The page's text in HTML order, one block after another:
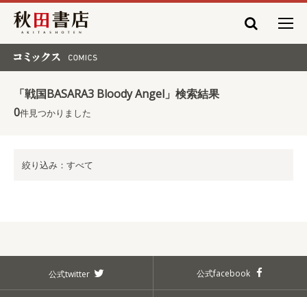
秋田書店
「戦国BASARA3 Bloody Angel」検索結果
0件見つかりました
絞り込み：すべて
公式twitter 公式facebook